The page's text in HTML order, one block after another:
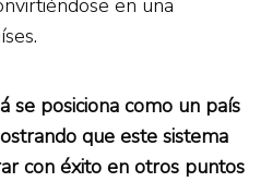
se posiciona como un país
que este sistema
con éxito en otros puntos